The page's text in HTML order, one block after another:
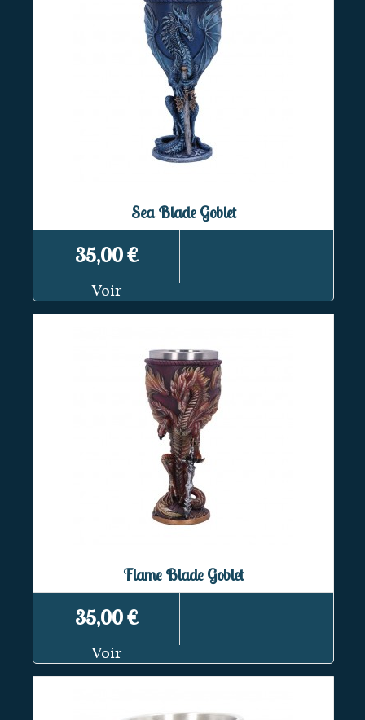
Sea Blade Goblet
35,00 €
Voir
Flame Blade Goblet
35,00 €
Voir